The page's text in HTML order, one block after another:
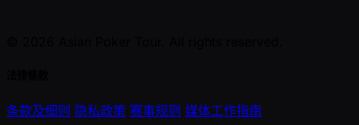
条款及细则 隐私政策 赛事规则 媒体工作指南